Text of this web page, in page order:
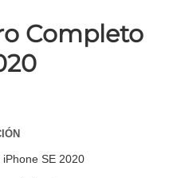
Completo
SE 2020